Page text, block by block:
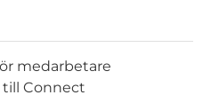
medarbetare
till Connect